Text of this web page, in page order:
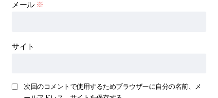
メール ※
サイト
次回のコメントで使用するためブラウザーに自分の名前、メ